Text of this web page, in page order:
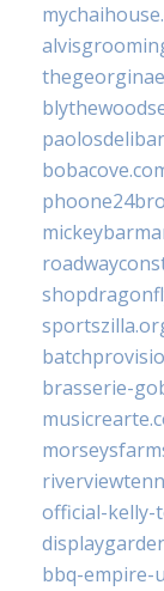
brasserie-
official-kelly-
bbq-empire-